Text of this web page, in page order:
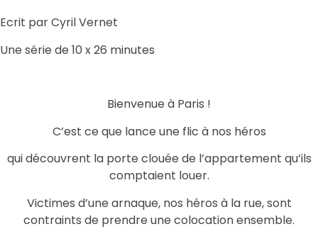
Ecrit par Cyril Vernet
Une série de 10 x 26 minutes
Bienvenue à Paris !
C’est ce que lance une flic à nos héros
qui découvrent la porte clouée de l’appartement qu’ils
comptaient louer.
Victimes d’une arnaque, nos héros à la rue, sont
contraints de prendre une colocation ensemble.